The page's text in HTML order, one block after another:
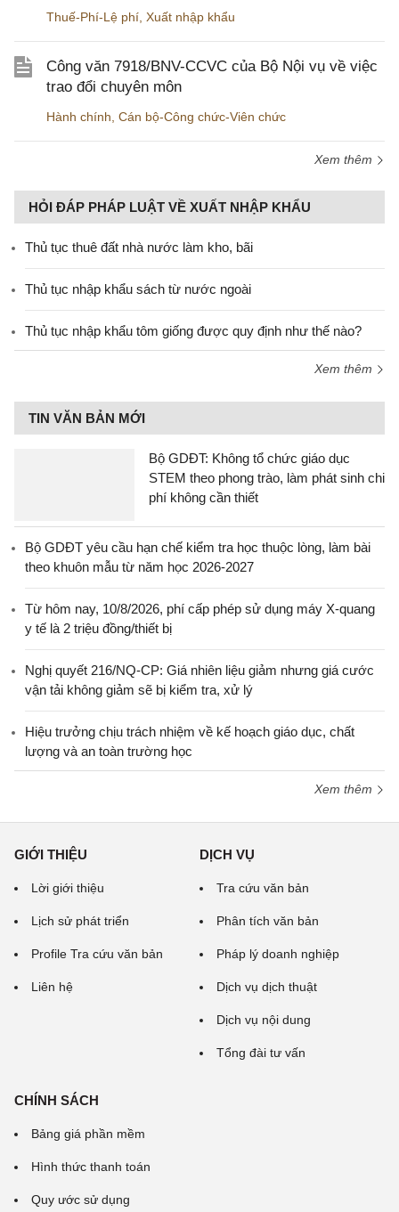
Thuế-Phí-Lệ phí Xuất nhập khẩu
Công văn 7918/BNV-CCVC của Bộ Nội vụ về việc
trao đổi chuyên môn
Hành chính Cán bộ-Công chức-Viên chức
Xem thêm
HỎI ĐÁP PHÁP LUẬT VỀ XUẤT NHẬP KHẨU
Thủ tục thuê đất nhà nước làm kho, bãi
Thủ tục nhập khẩu sách từ nước ngoài
Thủ tục nhập khẩu tôm giống được quy định như thế nào?
Xem thêm
TIN VĂN BẢN MỚI
Bộ GDĐT: Không tổ chức giáo dục
STEM theo phong trào, làm phát sinh chi
phí không cần thiết
Bộ GDĐT yêu cầu hạn chế kiểm tra học thuộc lòng, làm bài
theo khuôn mẫu từ năm học 2026-2027
Từ hôm nay, 10/8/2026, phí cấp phép sử dụng máy X-quang
y tế là 2 triệu đồng/thiết bị
Nghị quyết 216/NQ-CP: Giá nhiên liệu giảm nhưng giá cước
vận tải không giảm sẽ bị kiểm tra, xử lý
Hiệu trưởng chịu trách nhiệm về kế hoạch giáo dục, chất
lượng và an toàn trường học
Xem thêm
GIỚI THIỆU
Lời giới thiệu
Lịch sử phát triển
Profile Tra cứu văn bản
Liên hệ
DỊCH VỤ
Tra cứu văn bản
Phân tích văn bản
Pháp lý doanh nghiệp
Dịch vụ dịch thuật
Dịch vụ nội dung
Tổng đài tư vấn
CHÍNH SÁCH
Bảng giá phần mềm
Hình thức thanh toán
Quy ước sử dụng